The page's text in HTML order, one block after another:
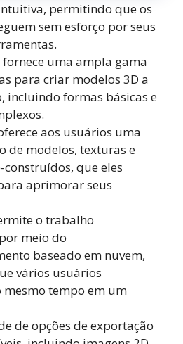
permitindo que os
sem esforço por seus
fornece uma ampla gama
para criar modelos 3D a
incluindo formas básicas e
aos usuários uma
de modelos, texturas e
que eles
aprimorar seus
o trabalho
meio do
baseado em nuvem,
vários usuários
tempo em um
de opções de exportação